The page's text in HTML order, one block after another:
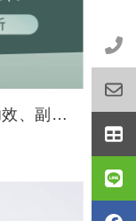
【猛健樂瘦瘦針全解析】功效、副作用、價格一次看！荃...
代減重科
。